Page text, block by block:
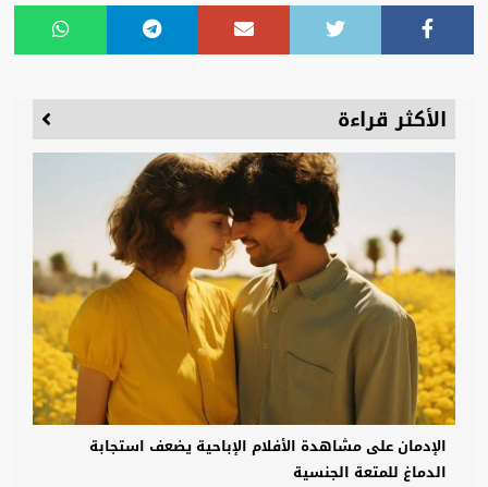
الأكثر قراءة
الإدمان على مشاهدة الأفلام الإباحية يضعف استجابة
الدماغ للمتعة الجنسية